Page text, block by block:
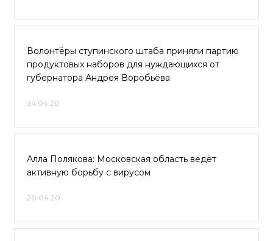
Волонтёры ступинского штаба приняли партию
продуктовых наборов для нуждающихся от
губернатора Андрея Воробьёва
24.04.20
Алла Полякова: Московская область ведёт
активную борьбу с вирусом
20.04.20